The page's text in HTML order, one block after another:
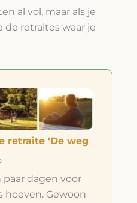
al vol, maar als je
de retraites waar je
retraite 'De weg
paar dagen voor
hoeven. Gewoon